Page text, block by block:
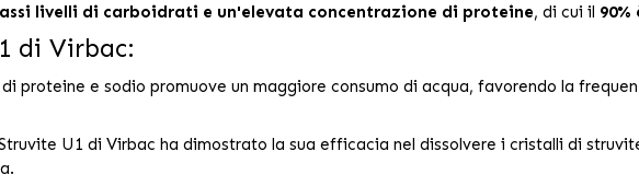
livelli di carboidrati e un'elevata concentrazione di proteine, di cui il
di Virbac:
proteine e sodio promuove un maggiore consumo di acqua, favorendo la
U1 di Virbac ha dimostrato la sua efficacia nel dissolvere i cristalli di